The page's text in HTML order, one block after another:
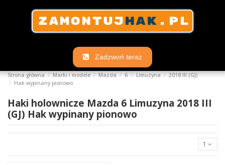
Zadzwoń teraz
Strona główna Marki i modele Mazda 6 Limuzyna
2018 III (GJ)
Hak wypinany pionowo
Haki holownicze Mazda 6 Limuzyna 2018 III
(GJ) Hak wypinany pionowo
1